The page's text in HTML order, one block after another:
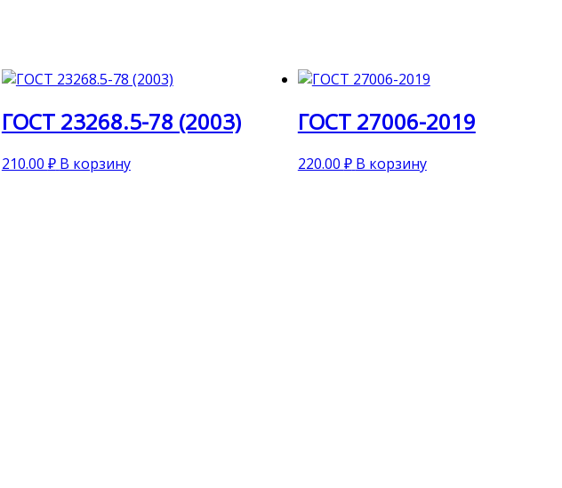
ГОСТ 23268.5-78 (2003)
210.00 ₽ В корзину
ГОСТ 27006-2019
220.00 ₽ В корзину